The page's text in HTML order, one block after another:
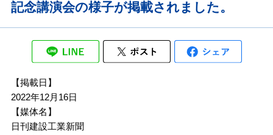
記念講演会の様子が掲載されました。
【掲載日】
2022年12月16日
【媒体名】
日刊建設工業新聞